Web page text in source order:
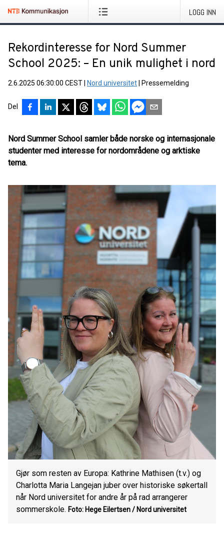
LOGG INN
Rekordinteresse for Nord Summer
School 2025: – En unik mulighet i nord
2.6.2025 06:30:00 CEST Nord universitet Pressemelding
Del
Nord Summer School samler både norske og internasjonale
studenter med interesse for nordområdene og arktiske
tema.
Gjør som resten av Europa: Kathrine Mathisen (t.v.) og
Charlotta Maria Langejan juber over historiske søkertall
når Nord universitet for andre år på rad arrangerer
sommerskole. Foto: Hege Eilertsen / Nord universitet